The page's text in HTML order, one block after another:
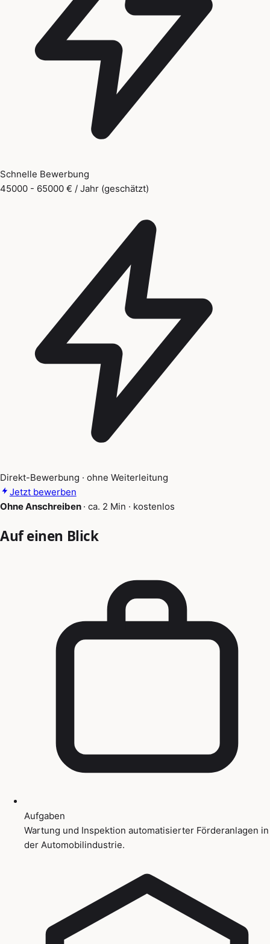
Schnelle Bewerbung
45000 - 65000 € / Jahr (geschätzt)
Direkt-Bewerbung · ohne Weiterleitung
Jetzt bewerben
Ohne Anschreiben · ca. 2 Min · kostenlos
Auf einen Blick
Aufgaben
Wartung und Inspektion automatisierter Förderanlagen in
der Automobilindustrie.